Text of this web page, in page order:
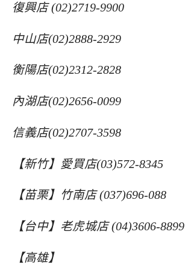
復興店 (02)2719-9900
中山店(02)2888-2929
衡陽店(02)2312-2828
內湖店(02)2656-0099
信義店(02)2707-3598
【新竹】愛買店(03)572-8345
【苗栗】竹南店 (037)696-088
【台中】老虎城店 (04)3606-8899
【高雄】